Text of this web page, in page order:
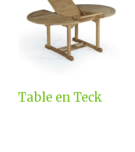
Table en Teck